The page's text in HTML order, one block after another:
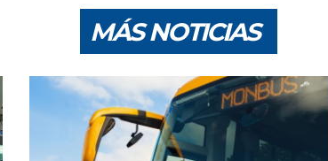
MÁS NOTICIAS